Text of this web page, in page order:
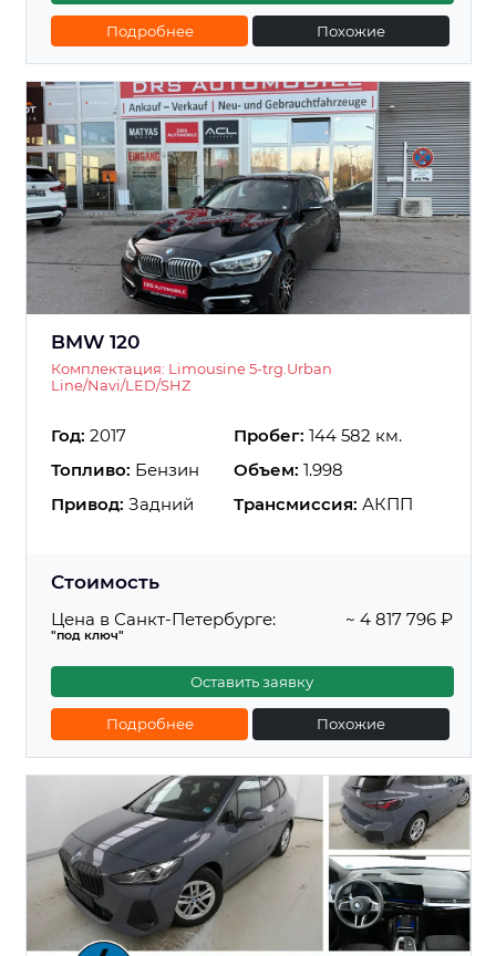
Подробнее Похожие
BMW 120
Комплектация: Limousine 5-trg.Urban
Line/Navi/LED/SHZ
Год: 2017 Пробег: 144 582 км.
Топливо: Бензин Объем: 1.998
Привод: Задний Трансмиссия: АКПП
Стоимость
Цена в Санкт-Петербурге:
"под ключ"
~ 4 817 796 ₽
Оставить заявку
Подробнее Похожие